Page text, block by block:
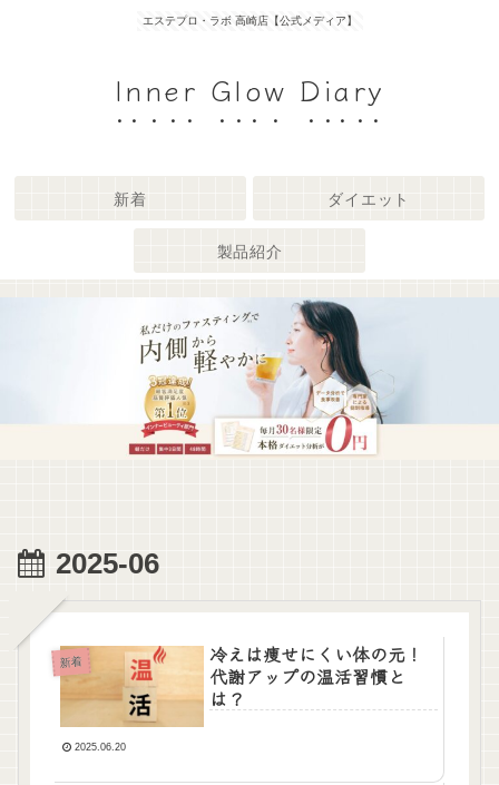
エステプロ・ラボ 高崎店【公式メディア】
Inner Glow Diary
新着 ダイエット
製品紹介
2025-06
新着
冷えは痩せにくい体の元！
代謝アップの温活習慣と
は？
2025.06.20